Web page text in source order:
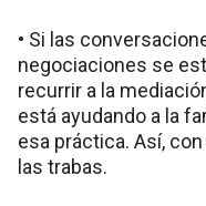
• Si las
negociaciones se
recurrir a la
está ayudando a la
esa práctica. Así,
las trabas.